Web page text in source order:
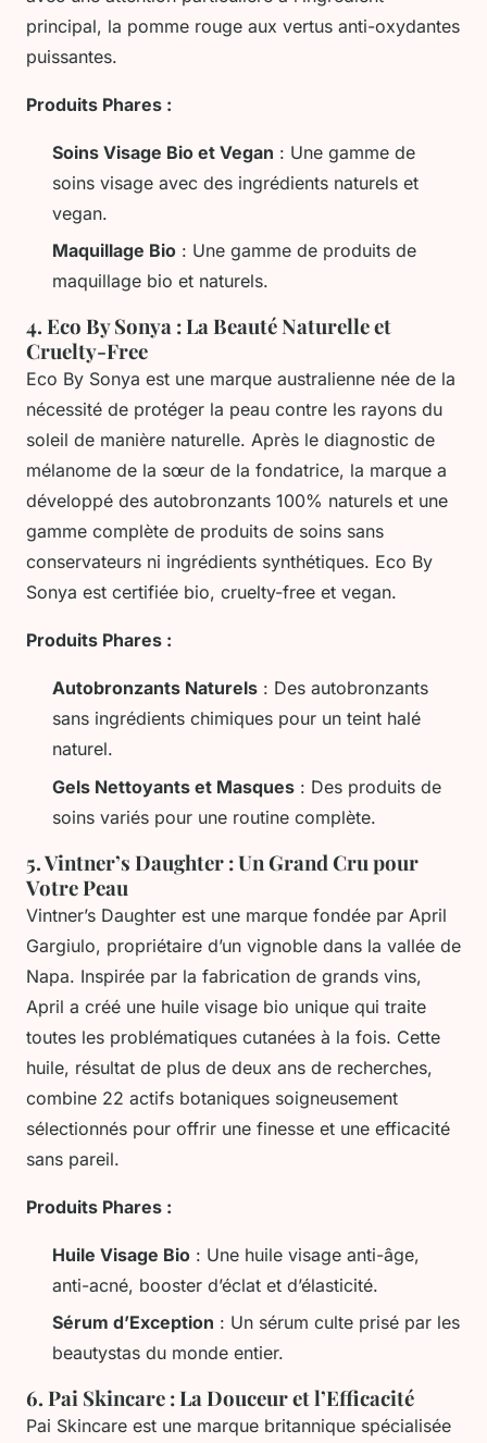
principal, la pomme rouge aux vertus anti-oxydantes
puissantes.
Produits Phares :
Soins Visage Bio et Vegan : Une gamme de
soins visage avec des ingrédients naturels et
vegan.
Maquillage Bio : Une gamme de produits de
maquillage bio et naturels.
4. Eco By Sonya : La Beauté Naturelle et
Cruelty-Free
Eco By Sonya est une marque australienne née de la
nécessité de protéger la peau contre les rayons du
soleil de manière naturelle. Après le diagnostic de
mélanome de la sœur de la fondatrice, la marque a
développé des autobronzants 100% naturels et une
gamme complète de produits de soins sans
conservateurs ni ingrédients synthétiques. Eco By
Sonya est certifiée bio, cruelty-free et vegan.
Produits Phares :
Autobronzants Naturels : Des autobronzants
sans ingrédients chimiques pour un teint halé
naturel.
Gels Nettoyants et Masques : Des produits de
soins variés pour une routine complète.
5.Vintner’s Daughter : Un Grand Cru pour
Votre Peau
Vintner’s Daughter est une marque fondée par April
Gargiulo, propriétaire d’un vignoble dans la vallée de
Napa. Inspirée par la fabrication de grands vins,
April a créé une huile visage bio unique qui traite
toutes les problématiques cutanées à la fois. Cette
huile, résultat de plus de deux ans de recherches,
combine 22 actifs botaniques soigneusement
sélectionnés pour offrir une finesse et une efficacité
sans pareil.
Produits Phares :
Huile Visage Bio : Une huile visage anti-âge,
anti-acné, booster d’éclat et d’élasticité.
Sérum d’Exception : Un sérum culte prisé par les
beautystas du monde entier.
6. Pai Skincare : La Douceur et l’Efficacité
Pai Skincare est une marque britannique spécialisée